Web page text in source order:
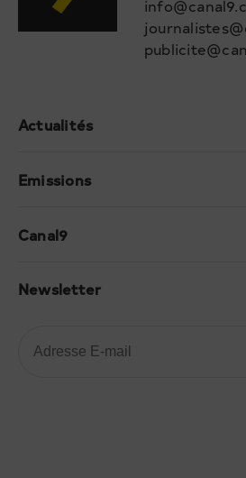
Actualités
Emissions
Canal9
Newsletter